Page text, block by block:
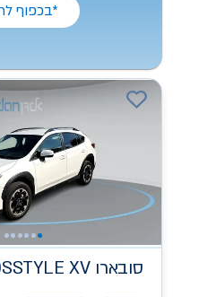
*בכפוף
סובארוXV